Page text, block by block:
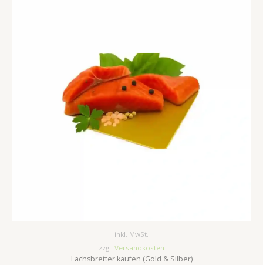
inkl. MwSt.
zzgl. Versandkosten
Lachsbretter kaufen (Gold & Silber)